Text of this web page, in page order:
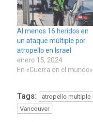
Al menos 16 heridos en
un ataque múltiple por
atropello en Israel
enero 15, 2024
En «Guerra en el mundo»
Tags: atropello multiple
Vancouver